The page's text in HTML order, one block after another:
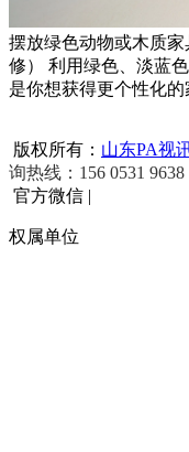
摆放绿色动物或木质
修） 利用绿色、淡蓝
是你想获得更个性化的
版权所有： 山东PA视
询热线：156 0531 9638
官方微信 |
权属单位